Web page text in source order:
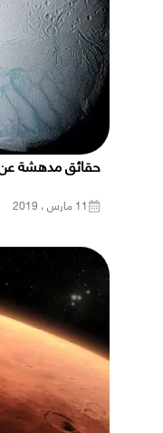
حقائق مدهشة عن
11 مارس ، 2019